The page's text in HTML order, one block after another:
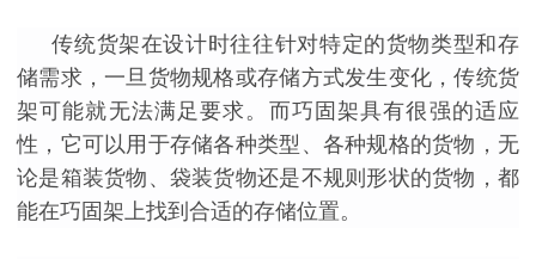
传统货架在设计时往往针对特定的货物类型和存
储需求，一旦货物规格或存储方式发生变化，传统货
架可能就无法满足要求。而巧固架具有很强的适应
性，它可以用于存储各种类型、各种规格的货物，无
论是箱装货物、袋装货物还是不规则形状的货物，都
能在巧固架上找到合适的存储位置。